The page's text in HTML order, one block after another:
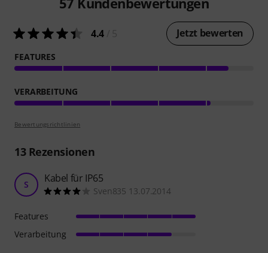
4.4 Jetzt bewerten
FEATURES
VERARBEITUNG
Bewertungsrichtlinien
13Rezensionen
S Kabel für IP65
Sven835 13.07.2014
Features
Verarbeitung